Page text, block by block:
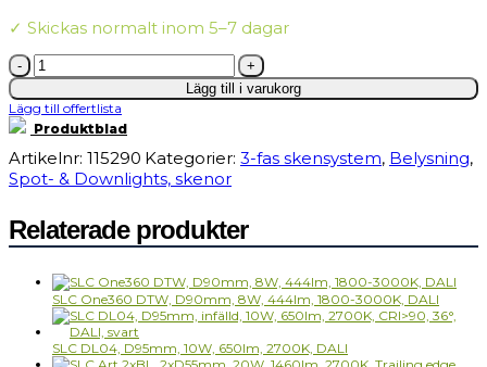
✓ Skickas normalt inom 5–7 dagar
Global
Trac
Nätanslutning
ände
XTS12-
2
mängd
Lägg till i varukorg
Lägg till offertlista
Produktblad
Artikelnr: 115290 Kategorier: 3-fas skensystem, Belysning,
Spot- & Downlights, skenor
Relaterade produkter
SLC One360 DTW, D90mm, 8W, 444lm, 1800-3000K, DALI
SLC DL04, D95mm, 10W, 650lm, 2700K, DALI